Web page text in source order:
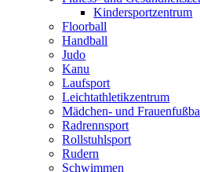
Kindersportzentrum
Floorball
Handball
Judo
Kanu
Laufsport
Leichtathletikzentrum
Mädchen- und
Radrennsport
Rollstuhlsport
Rudern
Schwimmen